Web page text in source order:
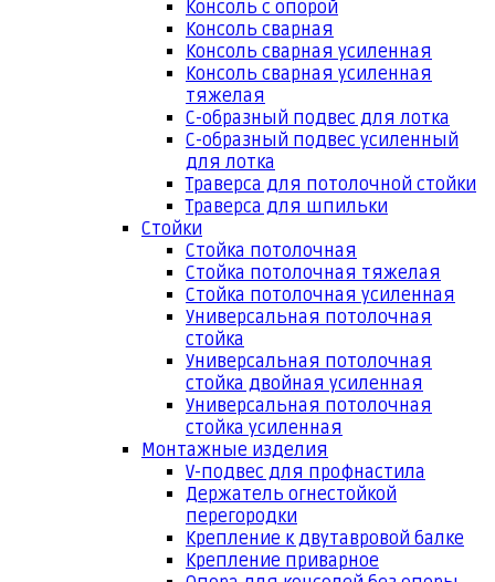
Консоль с опорой
Консоль сварная
Консоль сварная усиленная
Консоль сварная усиленная
тяжелая
С-образный подвес для лотка
С-образный подвес усиленный
для лотка
Траверса для потолочной стойки
Траверса для шпильки
Стойки
Стойка потолочная
Стойка потолочная тяжелая
Стойка потолочная усиленная
Универсальная потолочная
стойка
Универсальная потолочная
стойка двойная усиленная
Универсальная потолочная
стойка усиленная
Монтажные изделия
V-подвес для профнастила
Держатель огнестойкой
перегородки
Крепление к двутавровой балке
Крепление приварное